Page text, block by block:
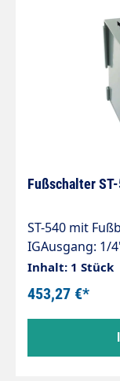
Fußschalter
ST-540 mit
IGAusgang: 1/
Inhalt: 1 Stück
453,27 €*